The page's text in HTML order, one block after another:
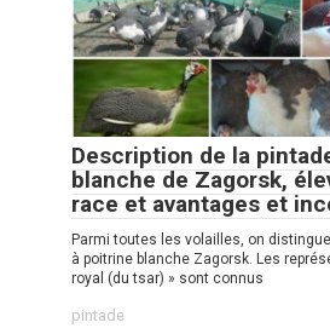
Description de la
blanche de Zagorsk,
race et avantages et
Parmi toutes les volailles, on
à poitrine blanche Zagorsk. Les
royal (du tsar) » sont connus
pintade